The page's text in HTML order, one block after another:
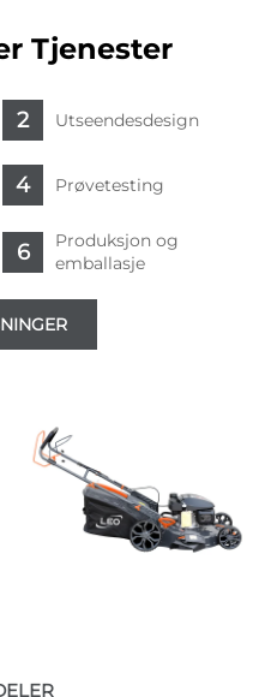
Tjenester
Utseendesdesign
Prøvetesting
Produksjon og
emballasje